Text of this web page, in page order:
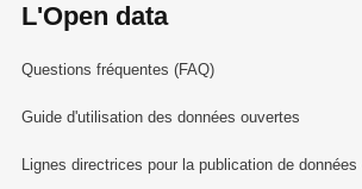
L'Open data
Questions fréquentes (FAQ)
Guide d'utilisation des données ouvertes
Lignes directrices pour la publication de données